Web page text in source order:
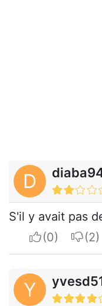
D
S'il y avait pas
I apreciate
I
Y